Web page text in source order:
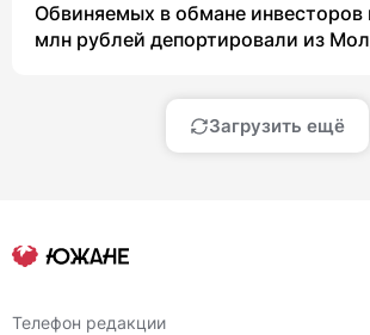
Обвиняемых в обмане инвесторов
млн рублей депортировали из
Загрузить ещё
Телефон редакции